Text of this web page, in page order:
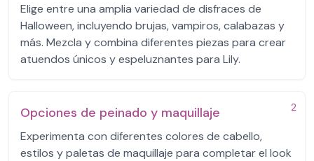
Elige entre una amplia variedad de disfraces de
Halloween, incluyendo brujas, vampiros, calabazas y
más. Mezcla y combina diferentes piezas para crear
atuendos únicos y espeluznantes para Lily.
2
Opciones de peinado y maquillaje
Experimenta con diferentes colores de cabello,
estilos y paletas de maquillaje para completar el look